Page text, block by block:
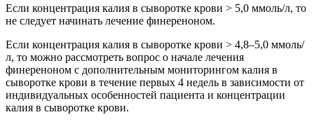
Если концентрация калия в сыворотке крови > 5,0 ммоль/л, то
не следует начинать лечение финереноном.
Если концентрация калия в сыворотке крови > 4,8–5,0 ммоль/
л, то можно рассмотреть вопрос о начале лечения
финереноном с дополнительным мониторингом калия в
сыворотке крови в течение первых 4 недель в зависимости от
индивидуальных особенностей пациента и концентрации
калия в сыворотке крови.